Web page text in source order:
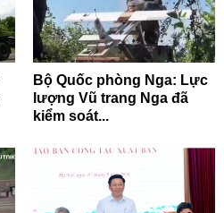
Bộ Quốc phòng Nga: Lực
lượng Vũ trang Nga đã
kiểm soát...